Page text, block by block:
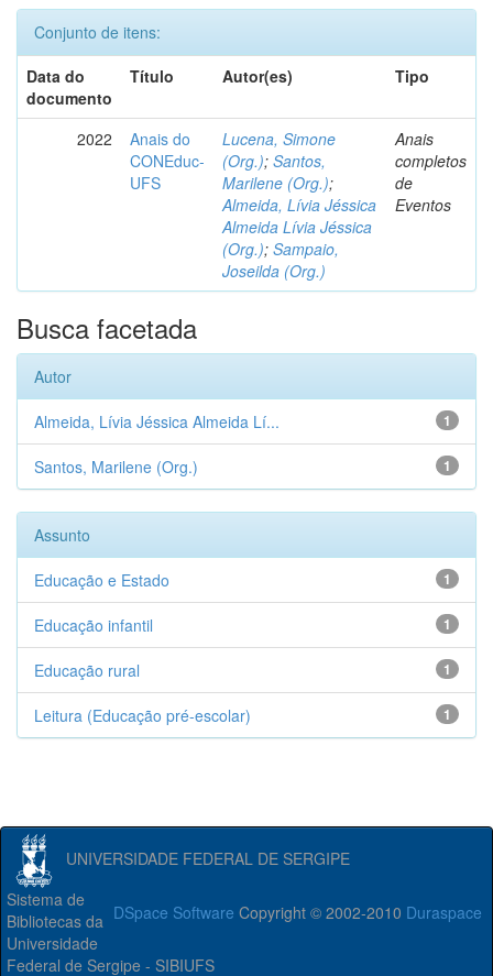
Conjunto de itens:
Data do
documento
Título Autor(es) Tipo
2022
Anais do
CONEduc-
UFS
Lucena, Simone
(Org.); Santos,
Marilene (Org.);
Almeida, Lívia Jéssica
Almeida Lívia Jéssica
(Org.); Sampaio,
Joseilda (Org.)
Anais
completos
de
Eventos
Busca facetada
Autor
1
Almeida, Lívia Jéssica Almeida Lí...
1
Santos, Marilene (Org.)
Assunto
1
Educação e Estado
1
Educação infantil
1
Educação rural
1
Leitura (Educação pré-escolar)
UNIVERSIDADE FEDERAL DE SERGIPE
DSpace Software Copyright © 2002-2010 Duraspace
Sistema de
Bibliotecas da
Universidade
Federal de Sergipe - SIBIUFS